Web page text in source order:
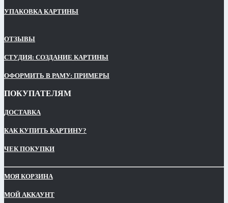
УПАКОВКА КАРТИНЫ
ОТЗЫВЫ
СТУДИЯ: СОЗДАНИЕ КАРТИНЫ
ОФОРМИТЬ В РАМУ: ПРИМЕРЫ
ПОКУПАТЕЛЯМ
ДОСТАВКА
КАК КУПИТЬ КАРТИНУ?
ЧЕК ПОКУПКИ
МОЯ КОРЗИНА
МОЙ АККАУНТ